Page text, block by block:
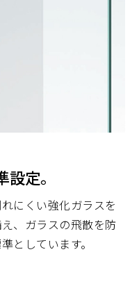
定。
にくい強化ガラスを
、ガラスの飛散を防
としています。